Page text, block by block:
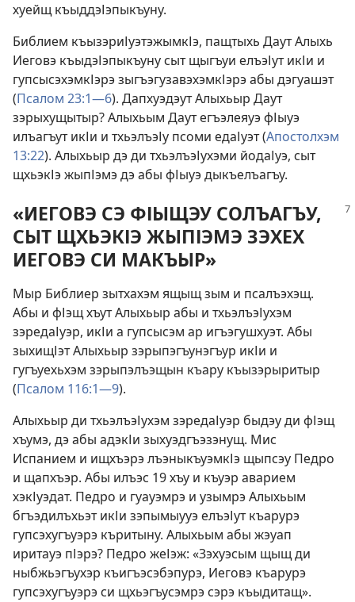
хуейщ къыддэІэпыкъуну.
Библием къызэриІуэтэжымкІэ, пащтыхь Даут Алыхь
Иеговэ къыдэІэпыкъуну сыт щыгъуи елъэІут икІи и
гупсысэхэмкІэрэ зыгъэгузавэхэмкІэрэ абы дэгуашэт
(Псалом 23:1—6). Дапхуэдэут Алыхьыр Даут
зэрыхущытыр? Алыхьым Даут егъэлеяуэ фІыуэ
илъагъут икІи и тхьэлъэІу псоми едаІуэт (Апостолхэм
13:22). Алыхьыр дэ ди тхьэлъэІухэми йодаІуэ, сыт
щхьэкІэ жыпІэмэ дэ абы фІыуэ дыкъелъагъу.
«ИЕГОВЭ СЭ ФІЫЩЭУ СОЛЪАГЪУ,
СЫТ ЩХЬЭКІЭ ЖЫПІЭМЭ ЗЭХЕХ
ИЕГОВЭ СИ МАКЪЫР»
Мыр Библиер зытхахэм ящыщ зым и псалъэхэщ.
Абы и фІэщ хъут Алыхьыр абы и тхьэлъэІухэм
зэредаІуэр, икІи а гупсысэм ар игъэгушхуэт. Абы
зыхищІэт Алыхьыр зэрыпэгъунэгъур икІи и
гугъуехьхэм зэрыпэлъэщын къару къызэрыритыр
(Псалом 116:1—9).
Алыхьыр ди тхьэлъэІухэм зэредаІуэр быдэу ди фІэщ
хъумэ, дэ абы адэкІи зыхуэдгъэзэнущ. Мис
Испанием и ищхъэрэ лъэныкъуэмкІэ щыпсэу Педро
и щапхъэр. Абы илъэс 19 хъу и къуэр аварием
хэкІуэдат. Педро и гуауэмрэ и узымрэ Алыхьым
бгъэдилъхьэт икІи зэпымыууэ елъэІут къарурэ
гупсэхугъуэрэ къритыну. Алыхьым абы жэуап
иритауэ пІэрэ? Педро жеІэж: «Зэхуэсым щыщ ди
ныбжьэгъухэр къигъэсэбэпурэ, Иеговэ къарурэ
гупсэхугъуэрэ си щхьэгъусэмрэ сэрэ къыдитащ».